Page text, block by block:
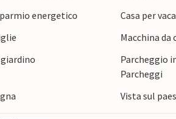
di pochi minuti
su una spiaggia
con escursioni nei
incantare dal
casa vacanze dopo
energetico
Casa per
Macchina da
Parcheggio
Parcheggi
Vista sul